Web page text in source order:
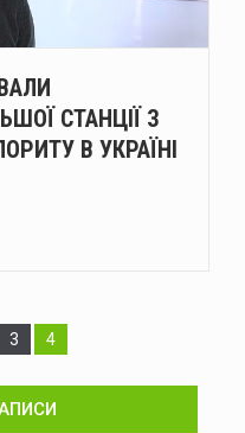
СТАНЦІЇ З
В УКРАЇНІ
Сторінка
3 Сторінка
4